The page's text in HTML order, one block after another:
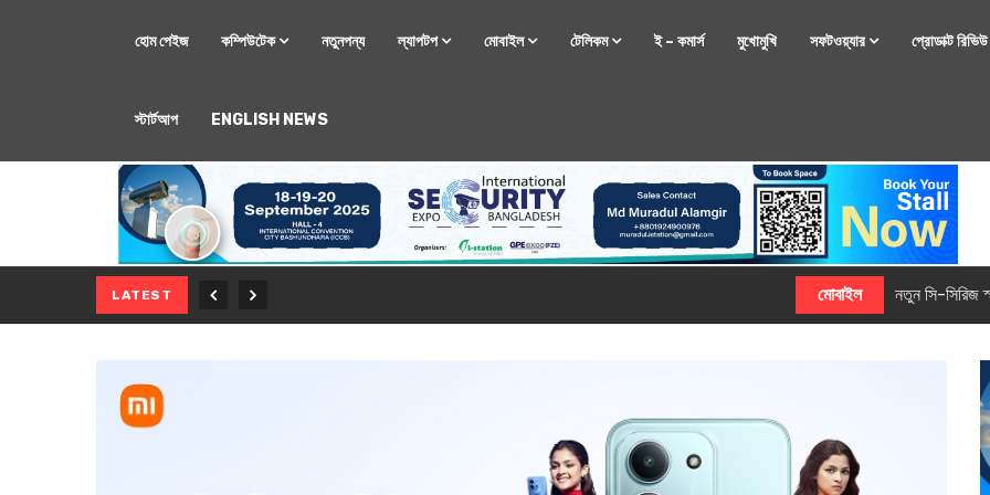
হোম পেইজ কম্পিউটেক নতুনপন্য ল্যাপটপ মোবাইল টেলিকম ই – কমার্স মুখোমুখি সফটওয়্যার প্রোডাক্ট রিভিউ
স্টার্টআপ ENGLISH NEWS
LATEST